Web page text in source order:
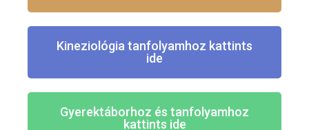
Kineziológia tanfolyamhoz kattints
ide
Gyerektáborhoz és tanfolyamhoz
kattints ide